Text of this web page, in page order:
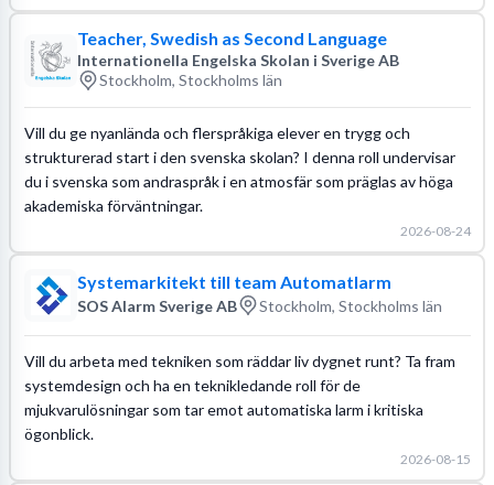
Teacher, Swedish as Second Language
Internationella Engelska Skolan i Sverige AB
Stockholm, Stockholms län
Vill du ge nyanlända och flerspråkiga elever en trygg och
strukturerad start i den svenska skolan? I denna roll undervisar
du i svenska som andraspråk i en atmosfär som präglas av höga
akademiska förväntningar.
2026-08-24
Systemarkitekt till team Automatlarm
SOS Alarm Sverige AB Stockholm, Stockholms län
Vill du arbeta med tekniken som räddar liv dygnet runt? Ta fram
systemdesign och ha en teknikledande roll för de
mjukvarulösningar som tar emot automatiska larm i kritiska
ögonblick.
2026-08-15